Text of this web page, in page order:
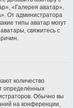
«Галерея аватар»,
От администратора
типы аватар могут
свяжитесь с
количество
определённых
Обычно вы
на конференции,